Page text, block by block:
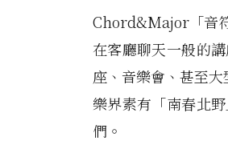
Chord&Major「音
在客廳聊天一般的
座、音樂會、甚至
樂界素有「南春北
們。